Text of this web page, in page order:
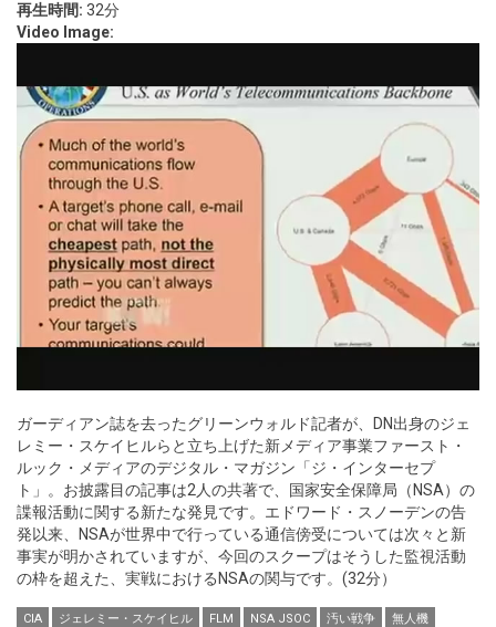
再生時間: 32分
Video Image:
ガーディアン誌を去ったグリーンウォルド記者が、DN出身のジェ
レミー・スケイヒルらと立ち上げた新メディア事業ファースト・
ルック・メディアのデジタル・マガジン「ジ・インターセプ
ト」。お披露目の記事は2人の共著で、国家安全保障局（NSA）の
諜報活動に関する新たな発見です。エドワード・スノーデンの告
発以来、NSAが世界中で行っている通信傍受については次々と新
事実が明かされていますが、今回のスクープはそうした監視活動
の枠を超えた、実戦におけるNSAの関与です。(32分）
CIA ジェレミー・スケイヒル FLM NSA JSOC 汚い戦争
無人機